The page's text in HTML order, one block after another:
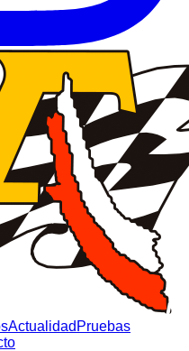
Actualidad Pruebas